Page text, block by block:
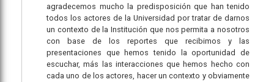
agradecemos mucho la predisposición que han tenido
todos los actores de la Universidad por tratar de darnos
un contexto de la Institución que nos permita a nosotros
con base de los reportes que recibimos y las
presentaciones que hemos tenido la oportunidad de
escuchar, más las interacciones que hemos hecho con
cada uno de los actores, hacer un contexto y obviamente